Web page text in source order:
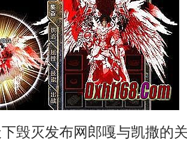
毁灭发布网郎嘎与凯撒的